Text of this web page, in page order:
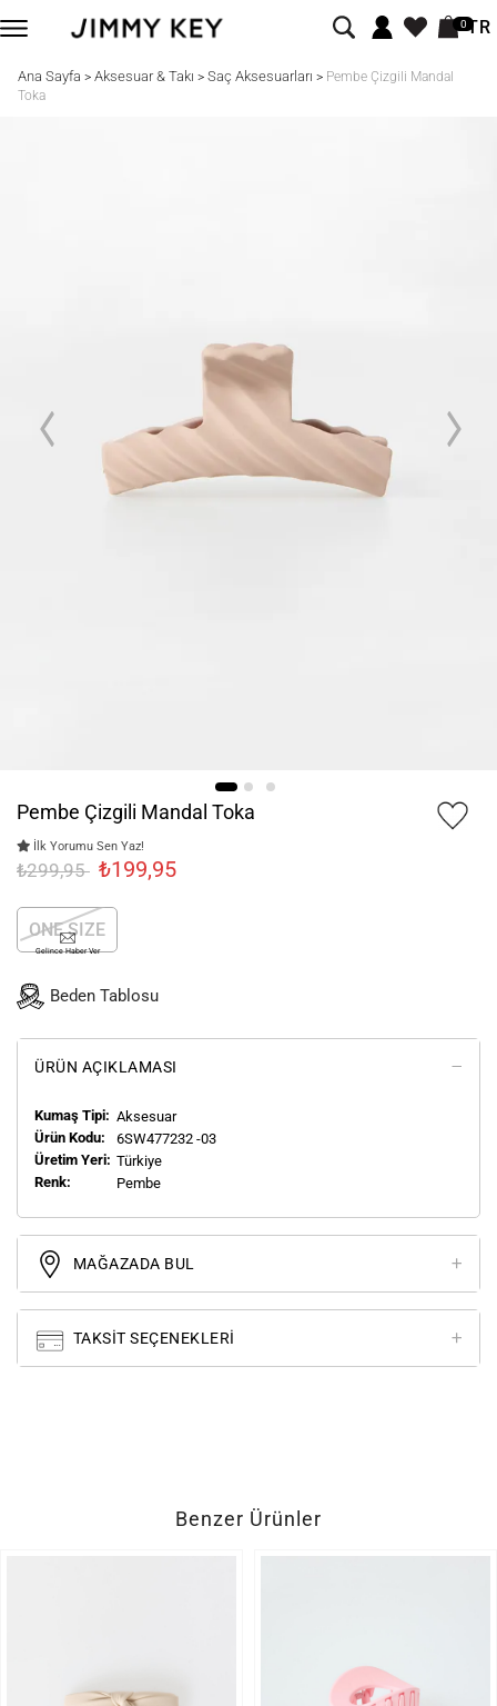
0TR
Ana Sayfa > Aksesuar & Takı > Saç Aksesuarları > Pembe Çizgili Mandal
Toka
Pembe Çizgili Mandal Toka
İlk Yorumu Sen Yaz!
₺299,95 ₺199,95
ONE SIZE
Gelince Haber Ver
Beden Tablosu
ÜRÜN AÇIKLAMASI
Kumaş Tipi: Aksesuar
Ürün Kodu:
6SW477232 -03
Üretim Yeri: Türkiye
Renk:
Pembe
MAĞAZADA BUL
TAKSIT SEÇENEKLERI
Benzer Ürünler